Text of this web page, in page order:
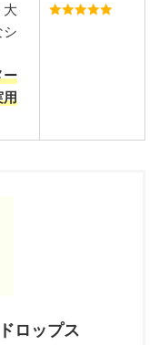
大
シ
ー
用
ロップス